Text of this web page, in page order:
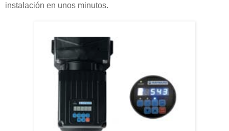
instalación en unos minutos.